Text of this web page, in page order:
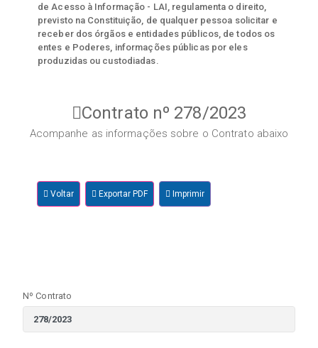
de Acesso à Informação - LAI, regulamenta o direito,
previsto na Constituição, de qualquer pessoa solicitar e
receber dos órgãos e entidades públicos, de todos os
entes e Poderes, informações públicas por eles
produzidas ou custodiadas.
Contrato nº 278/2023
Acompanhe as informações sobre o Contrato abaixo
Voltar Exportar PDF Imprimir
Nº Contrato